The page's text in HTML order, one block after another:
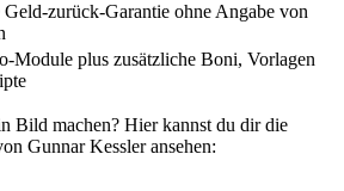
Geld-zurück-Garantie ohne Angabe von
Module plus zusätzliche Boni, Vorlagen
Bild machen? Hier kannst du dir die
Gunnar Kessler ansehen: